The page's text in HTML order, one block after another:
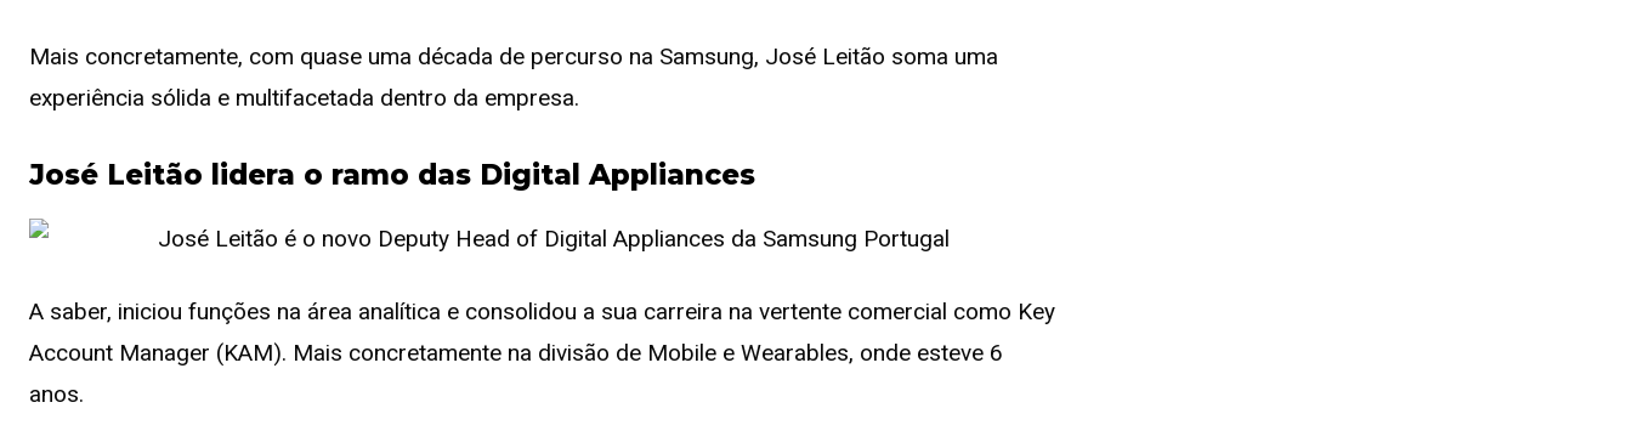
Mais concretamente, com quase uma década de percurso na Samsung, José Leitão soma uma
experiência sólida e multifacetada dentro da empresa.
José Leitão lidera o ramo das Digital Appliances
A saber, iniciou funções na área analítica e consolidou a sua carreira na vertente comercial como Key
Account Manager (KAM). Mais concretamente na divisão de Mobile e Wearables, onde esteve 6
anos.